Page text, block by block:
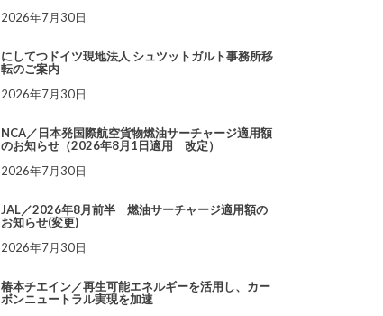
2026年7月30日
にしてつドイツ現地法人 シュツットガルト事務所移
転のご案内
2026年7月30日
NCA／日本発国際航空貨物燃油サーチャージ適用額
のお知らせ（2026年8月1日適用 改定）
2026年7月30日
JAL／2026年8月前半 燃油サーチャージ適用額の
お知らせ(変更)
2026年7月30日
椿本チエイン／再生可能エネルギーを活用し、カー
ボンニュートラル実現を加速